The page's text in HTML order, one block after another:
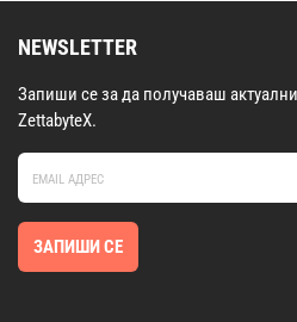
NEWSLETTER
Запиши се за да получаваш
ZettabyteX.
ЗАПИШИ СЕ